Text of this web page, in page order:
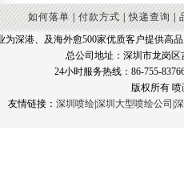
如何落单|付款方式|快递查询|
为深港、及海外愈500家优质客户提供高
总公司地址：深圳市龙岗
24小时服务热线：86-755-
版权所有
友情链接： 深圳喷绘深圳大型喷绘公司